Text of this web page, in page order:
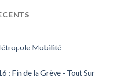
Mobilité
: Fin de la Grève - Tout Sur